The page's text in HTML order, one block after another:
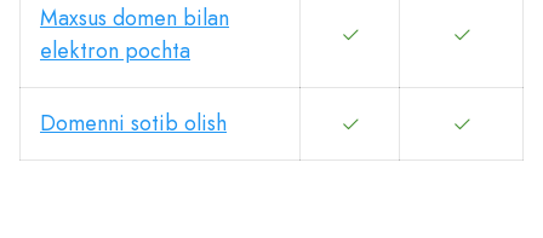
Maxsus domen bilan
elektron pochta
Domenni sotib olish